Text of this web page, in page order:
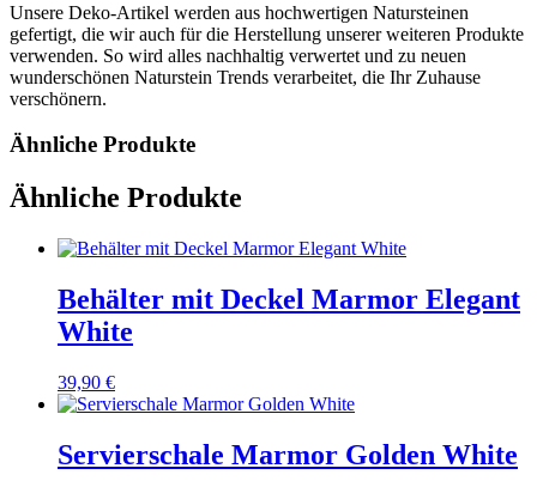
Unsere Deko-Artikel werden aus hochwertigen Natursteinen
gefertigt, die wir auch für die Herstellung unserer weiteren Produkte
verwenden. So wird alles nachhaltig verwertet und zu neuen
wunderschönen Naturstein Trends verarbeitet, die Ihr Zuhause
verschönern.
Ähnliche Produkte
Ähnliche Produkte
Behälter mit Deckel Marmor Elegant
White
39,90 €
Servierschale Marmor Golden White